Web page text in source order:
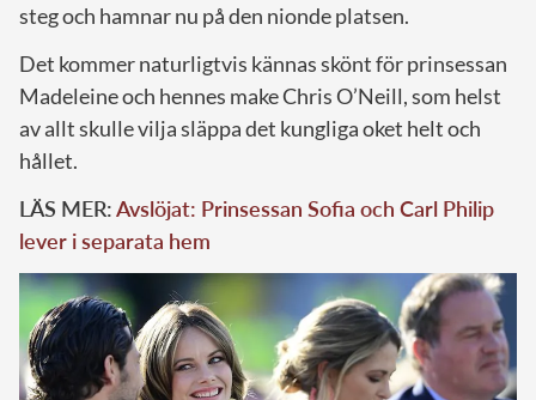
steg och hamnar nu på den nionde platsen.
Det kommer naturligtvis kännas skönt för prinsessan
Madeleine och hennes make Chris O’Neill, som helst
av allt skulle vilja släppa det kungliga oket helt och
hållet.
LÄS MER:Avslöjat: Prinsessan Sofia och Carl Philip
lever i separata hem